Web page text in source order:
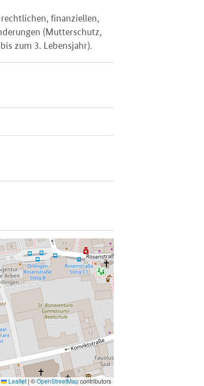
finanziellen,
(Mutterschutz,
zum 3. Lebensjahr).
Leaflet | ©OpenStreetMapcontributors